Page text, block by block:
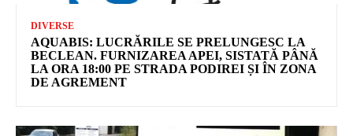
DIVERSE
AQUABIS: LUCRĂRILE SE PRELUNGESC LA
BECLEAN. FURNIZAREA APEI, SISTATĂ PÂNĂ
LA ORA 18:00 PE STRADA PODIREI ȘI ÎN ZONA
DE AGREMENT